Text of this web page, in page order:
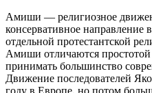
Амиши — религиозное
консервативное направление
отдельной протестантской
Амиши отличаются
принимать большинство
Движение последователей
году в Европе, но потом